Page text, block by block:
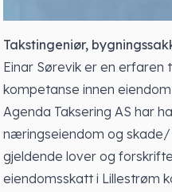
Takstingeniør,
Einar Sørevik er en erfaren
kompetanse innen
Agenda Taksering AS har
næringseiendom og skade/
gjeldende lover og
eiendomsskatt i Lillestrøm